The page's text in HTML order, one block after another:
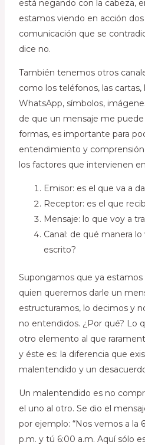
está negando con la cabeza,
estamos viendo en acción
comunicación que se
dice no.
También tenemos otros
como los teléfonos, las cartas,
WhatsApp, símbolos,
de que un mensaje me
formas, es importante para
entendimiento y
los factores que intervienen
Emisor: es el que va a
Receptor: es el que
Mensaje: lo que voy a
Canal: de qué manera
escrito?
Supongamos que ya estamos
quien queremos darle un
estructuramos, lo decimos y
no entendidos. ¿Por qué? Lo
otro elemento al que
y éste es: la diferencia que
malentendido y un
Un malentendido es no
el uno al otro. Se dio el
por ejemplo: “Nos vemos a la
p.m. y tú 6:00 a.m. Aquí sólo